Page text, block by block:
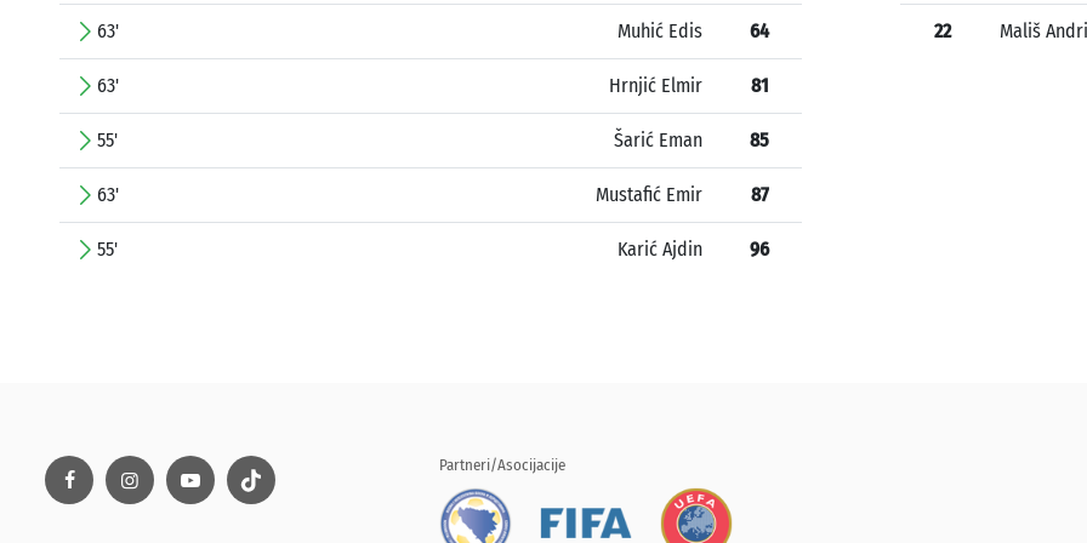
63' Muhić Edis 64
63' Hrnjić Elmir 81
55' Šarić Eman 85
63' Mustafić Emir 87
55' Karić Ajdin 96
22 Mališ
Partneri/Asocijacije